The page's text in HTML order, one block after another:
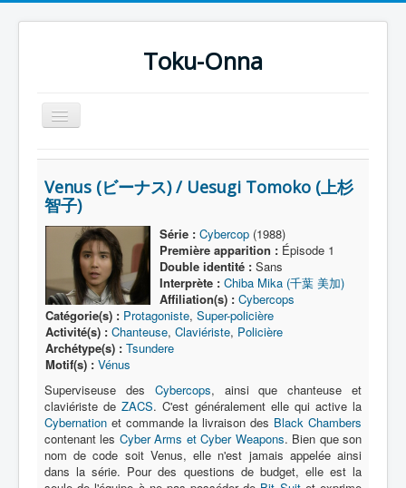
Toku-Onna
Basculer
la
Accueil
Toku-Actrices
Toku-Critiques
Séries
Films
COSAA
Dessins
Artiste Asperger
Lexique
Série
Acteur
Venus (ビーナス) / Uesugi Tomoko (上杉
智子)
Série : Cybercop(1988)
Première apparition :Épisode 1
Double identité :Sans
Interprète : Chiba Mika (千葉 美加)
Affiliation(s) : Cybercops
Catégorie(s) : Protagoniste, Super-policière
Activité(s) : Chanteuse, Claviériste, Policière
Archétype(s) : Tsundere
Motif(s) : Vénus
Superviseuse des Cybercops, ainsi que chanteuse et
claviériste deZACS. C'est généralement elle qui active la
Cybernation et commande la livraison des Black Chambers
contenant les Cyber Arms et Cyber Weapons. Bien que son
nom de code soit Venus, elle n'est jamais appelée ainsi
dans la série. Pour des questions de budget, elle est la